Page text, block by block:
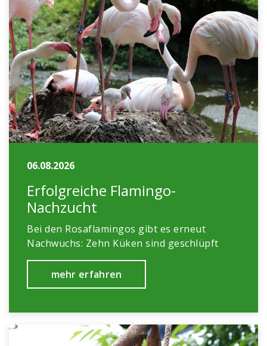
06.08.2026
Erfolgreiche Flamingo-
Nachzucht
Bei den Rosaflamingos gibt es erneut
Nachwuchs: Zehn Küken sind geschlüpft
mehr erfahren